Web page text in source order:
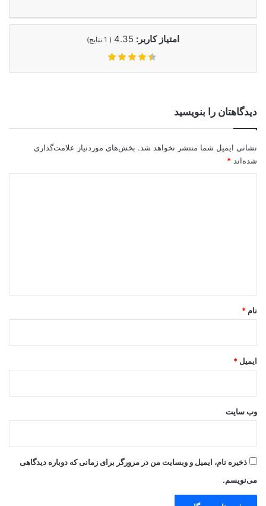
امتیاز کاربر: 4.35
(
1 نتایج)
دیدگاهتان را بنویسید
نشانی ایمیل شما منتشر نخواهد شد. بخش‌های موردنیاز علامت‌گذاری
شده‌اند *
نام *
ایمیل *
وب‌ سایت
ذخیره نام، ایمیل و وبسایت من در مرورگر برای زمانی که دوباره دیدگاهی
می‌نویسم.